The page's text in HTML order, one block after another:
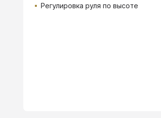
Регулировка руля по высоте